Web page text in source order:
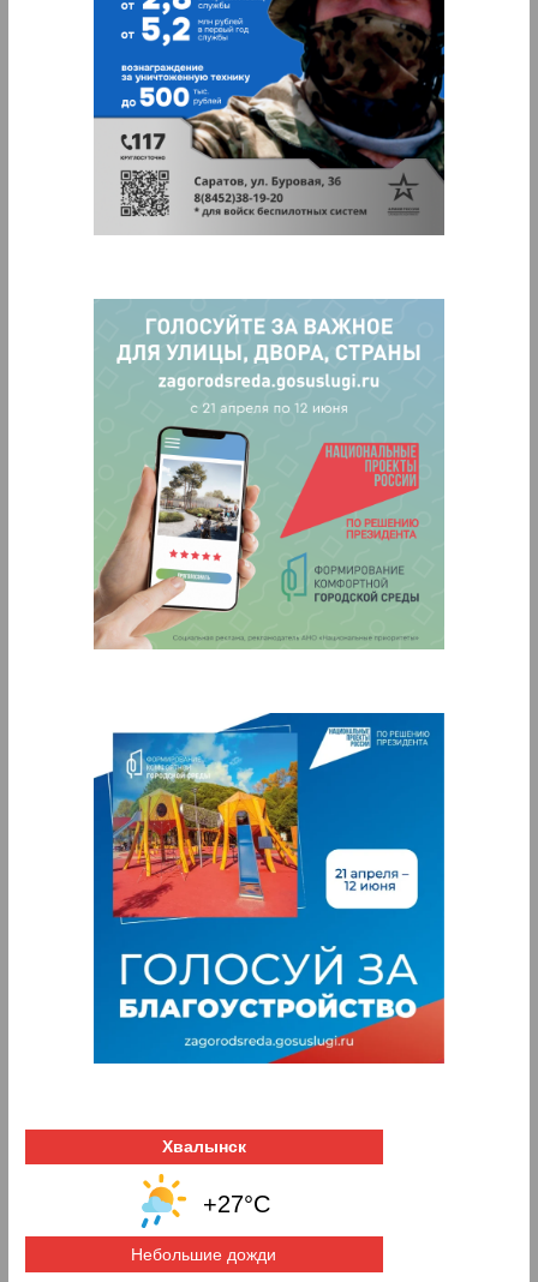
Хвалынск
+27°C
Небольшие дожди